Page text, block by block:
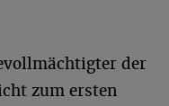
der
zum ersten